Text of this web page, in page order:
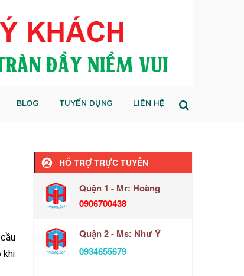
BLOG TUYỂN DỤNG LIÊN HỆ
khi
HỖ TRỢ TRỰC TUYẾN
Quận 1 - Mr: Hoàng
0906700438
Quận 2 - Ms: Như Ý
0934655679